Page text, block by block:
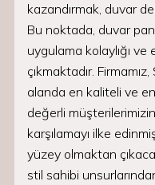
kazandırmak, duvar
Bu noktada, duvar
uygulama kolaylığı
çıkmaktadır.
alanda en kaliteli ve
değerli
karşılamayı ilke
yüzey olmaktan
stil sahibi